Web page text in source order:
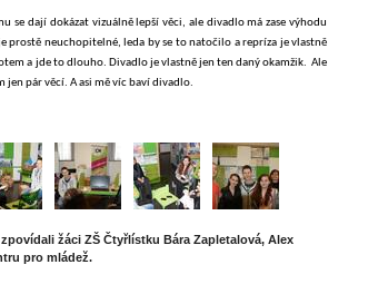
se dají dokázat vizuálně lepší věci, ale divadlo má zase výhodu
neuchopitelné, leda by se to natočilo a repríza je vlastně
a jde to dlouho. Divadlo je vlastně jen ten daný okamžik. Ale
jen pár věcí. A asi mě víc baví divadlo.
žáci ZŠ Čtyřlístku Bára Zapletalová, Alex
pro mládež.